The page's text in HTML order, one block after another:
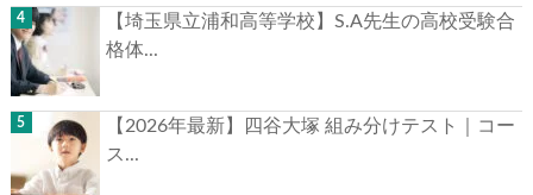
【埼玉県立浦和高等学校】S.A先生の高校受験合
格体...
【2026年最新】四谷大塚 組み分けテスト｜コー
ス...